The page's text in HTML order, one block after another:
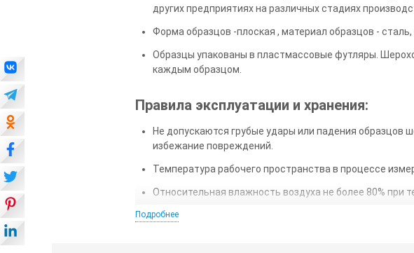
других предприятиях на различных стадиях
Форма образцов -плоская , материал образцов -
Образцы упакованы в пластмассовые футляры.
каждым образцом.
Правила эксплуатации и хранения:
Не допускаются грубые удары или падения образцов
избежание повреждений.
Температура рабочего пространства в процессе
Относительная влажность воздуха не более 80% при
Содержание в окружающей среде агрессивных газов и
Подробнее